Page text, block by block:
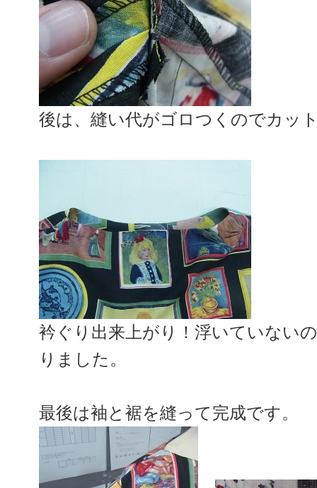
後は、縫い代がゴロつくのでカッ
衿ぐり出来上がり！浮いていない
りました。
最後は袖と裾を縫って完成です。